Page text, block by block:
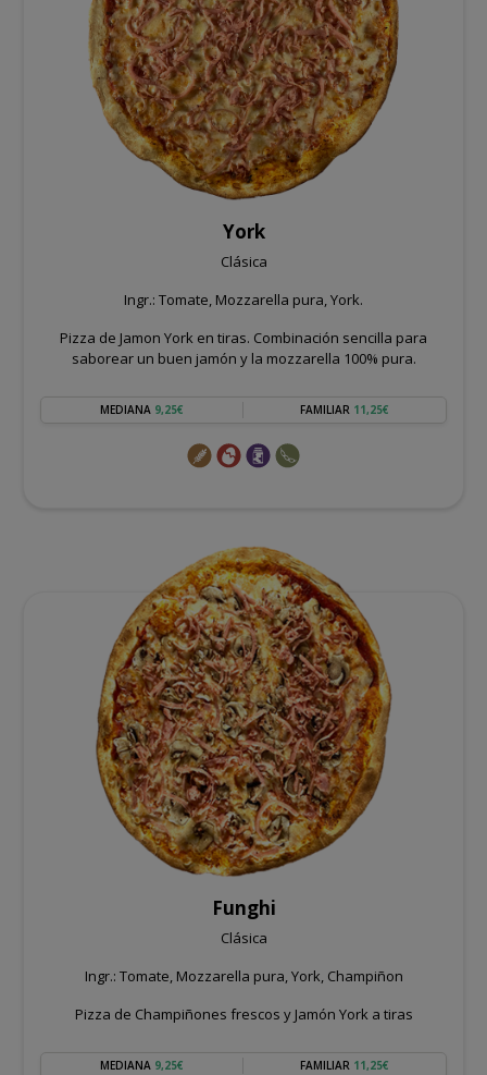
York
Clásica
Ingr.: Tomate, Mozzarella pura, York.
Pizza de Jamon York en tiras. Combinación sencilla para
saborear un buen jamón y la mozzarella 100% pura.
MEDIANA 9,25€ FAMILIAR 11,25€
Funghi
Clásica
Ingr.: Tomate, Mozzarella pura, York, Champiñon
Pizza de Champiñones frescos y Jamón York a tiras
MEDIANA 9,25€ FAMILIAR 11,25€